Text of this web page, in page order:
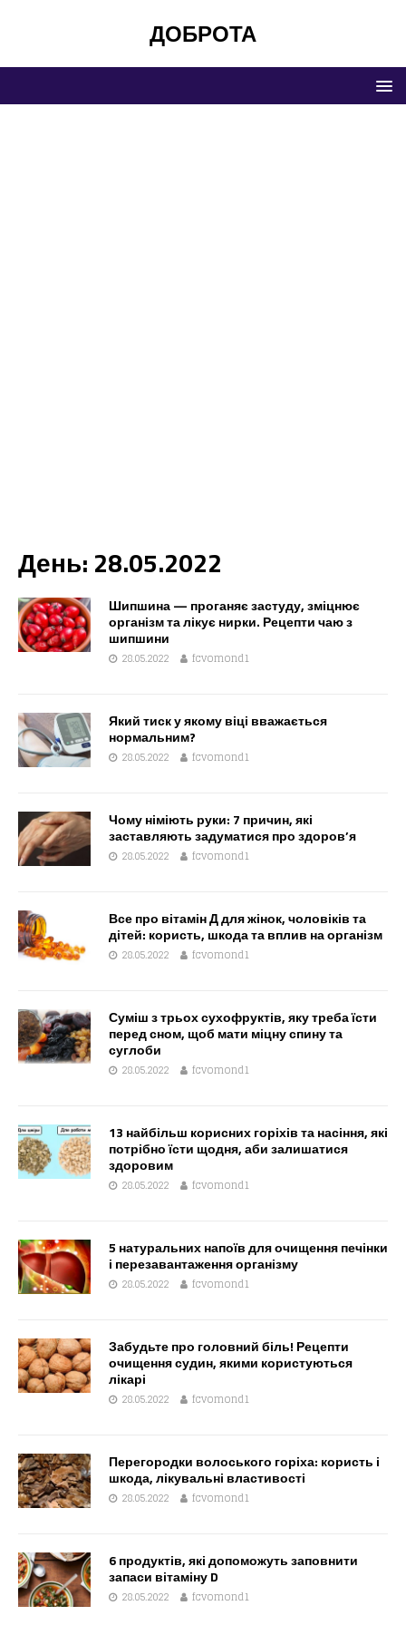
ДОБРОТА
День: 28.05.2022
Шипшина — проганяє застуду, зміцнює
організм та лікує нирки. Рецепти чаю з
шипшини
28.05.2022 fcvomond1
Який тиск у якому віці вважається
нормальним?
28.05.2022 fcvomond1
Чому німіють руки: 7 причин, які
заставляють задуматися про здоров’я
28.05.2022 fcvomond1
Все про вітамін Д для жінок, чоловіків та
дітей: користь, шкода та вплив на організм
28.05.2022 fcvomond1
Суміш з трьох сухофруктів, яку треба їсти
перед сном, щоб мати міцну спину та
суглоби
28.05.2022 fcvomond1
13 найбільш корисних горіхів та насіння, які
потрібно їсти щодня, аби залишатися
здоровим
28.05.2022 fcvomond1
5 натуральних напоїв для очищення печінки
і перезавантаження організму
28.05.2022 fcvomond1
Забудьте про головний біль! Рецепти
очищення судин, якими користуються
лікарі
28.05.2022 fcvomond1
Перегородки волоського горіха: користь і
шкода, лікувальні властивості
28.05.2022 fcvomond1
6 продуктів, які допоможуть заповнити
запаси вітаміну D
28.05.2022 fcvomond1